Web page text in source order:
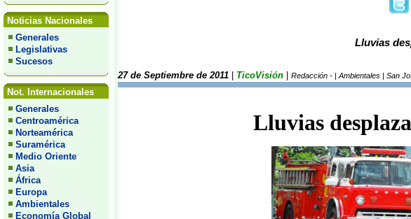
Noticias Nacionales
Generales
Legislativas
Sucesos
Not. Internacionales
Generales
Centroamérica
Norteamérica
Suramérica
Medio Oriente
Asia
África
Europa
Ambientales
Economía Global
Lluvias
27 de Septiembre de 2011 TicoVisión Redacción - | Ambientales | San
Lluvias